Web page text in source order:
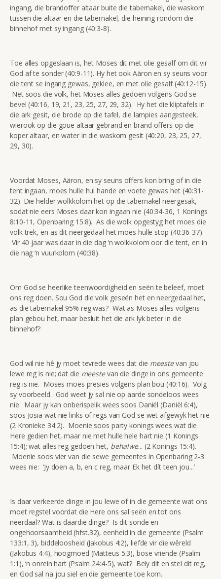
ingang, die brandoffer altaar buite die tabernakel, die waskom
tussen die altaar en die tabernakel, die heining rondom die
binnehof met sy ingang (40:3-8).
Toe alles opgeslaan is, het Moses dit met olie gesalf om dit vir
God af te sonder (40:9-11). Hy het ook Aäron en sy seuns voor
die tent se ingang gewas, geklee, en met olie gesalf (40:12-15).
Net soos die volk, het Moses alles gedoen volgens God se
bevel (40:16, 19, 21, 23, 25, 27, 29, 32). Hy het die kliptafels in
die ark gesit, die brode op die tafel, die lampies aangesteek,
wierook op die goue altaar gebrand en brand offers op die
koper altaar, en water in die waskom gesit (40:20, 23, 25, 27,
29, 30).
Voordat Moses, Aäron, en sy seuns offers kon bring of in die
tent ingaan, moes hulle hul hande en voete gewas het (40:31-
32). Die helder wolkkolom het op die tabernakel neergesak,
sodat nie eers Moses daar kon ingaan nie (40:34-36, 1 Konings
8:10-11, Openbaring 15:8). As die wolk opgestyg het moes die
volk trek, en as dit neergedaal het moes hulle stop (40:36-37).
Vir 40 jaar was daar in die dag ‘n wolkkolom oor die tent, en in
die nag ‘n vuurkolom (40:38).
Om God se heerlike teenwoordigheid en seën te beleef, moet
ons reg doen. Sou God die volk geseën het en neergedaal het,
as die tabernakel 95% reg was? Wat as Moses alles volgens
plan gebou het, maar besluit het die ark lyk beter in die
binnehof?
God wil nie hê jy moet tevrede wees dat die meestevan jou
lewe reg is nie; dat die meestevan die dinge in ons gemeente
reg is nie. Moses moes presies volgens plan bou (40:16). Volg
sy voorbeeld. God weet jy sal nie op aarde sondeloos wees
nie. Maar jy kan onberispelik wees soos Daniël (Daniël 6:4),
soos Josia wat nie links of regs van God se wet afgewyk het nie
(2 Kronieke 34:2). Moenie soos party konings wees wat die
Here gedien het, maar nie met hulle hele hart nie (1 Konings
15:4); wat alles reg gedoen het, behalwe... (2 Konings 15:4).
Moenie soos vier van die sewe gemeentes in Openbaring 2-3
wees nie: ‘Jy doen a, b, en c reg, maar Ek het dít teen jou...’
Is daar verkeerde dinge in jou lewe of in die gemeente wat ons
moet regstel voordat die Here ons sal seën en tot ons
neerdaal? Wat is daardie dinge? Is dit sonde en
ongehoorsaamheid (hfst.32), eenheid in die gemeente (Psalm
133:1, 3), biddeloosheid (Jakobus 4:2), liefde vir die wêreld
(Jakobus 4:4), hoogmoed (Matteus 5:3), bose vriende (Psalm
1:1), ‘n onrein hart (Psalm 24:4-5), wat? Bely dit en stel dit reg,
en God sal na jou siel en die gemeente toe kom.